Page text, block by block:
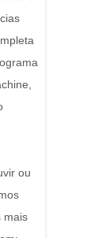
ou
mais